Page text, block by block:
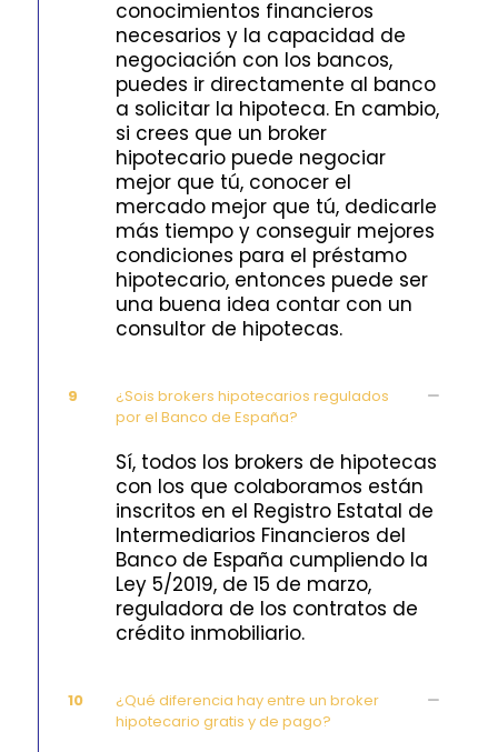
conocimientos financieros
necesarios y la capacidad de
negociación con los bancos,
puedes ir directamente al banco
a solicitar la hipoteca. En cambio,
si crees que un broker
hipotecario puede negociar
mejor que tú, conocer el
mercado mejor que tú, dedicarle
más tiempo y conseguir mejores
condiciones para el préstamo
hipotecario, entonces puede ser
una buena idea contar con un
consultor de hipotecas.
9
¿Sois brokers hipotecarios regulados
por el Banco de España?
Sí, todos los brokers de hipotecas
con los que colaboramos están
inscritos en el Registro Estatal de
Intermediarios Financieros del
Banco de España cumpliendo la
Ley 5/2019, de 15 de marzo,
reguladora de los contratos de
crédito inmobiliario.
10
¿Qué diferencia hay entre un broker
hipotecario gratis y de pago?